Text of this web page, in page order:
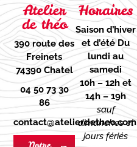
Atelier
de théo
390 route des
Freinets
74390 Chatel
04 50 73 30
86
contact@atelierdetheo.com
Horaires
Saison d’hiver
et d’étéDu
lundi au
samedi
10h – 12h et
14h – 19h
sauf
dimanches et
jours fériés